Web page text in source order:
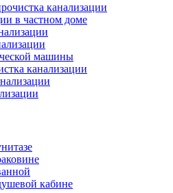
канализации
в частном доме
машины
канализации
кабине